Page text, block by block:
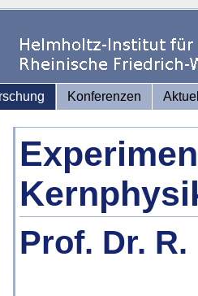
Konferenzen
Prof. Dr. R.